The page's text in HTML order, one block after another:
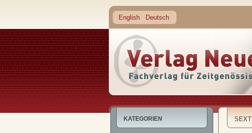
English Deutsch
KATEGORIEN